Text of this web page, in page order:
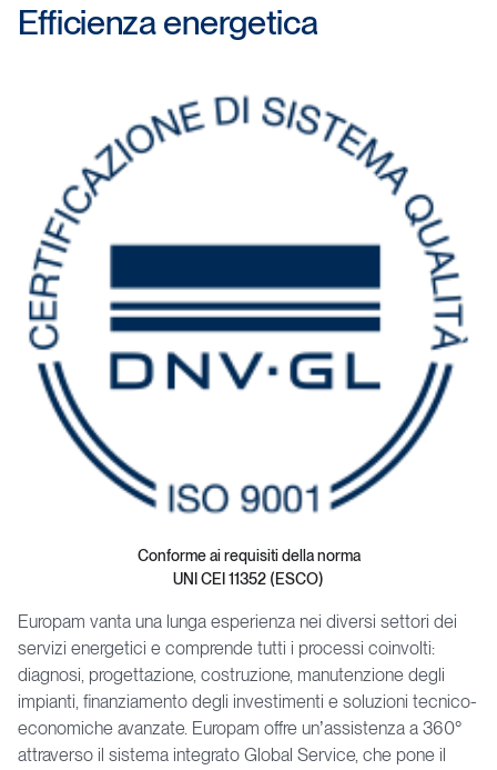
Efficienza energetica
Conforme ai requisiti della norma
UNI CEI 11352 (ESCO)
Europam vanta una lunga esperienza nei diversi settori dei
servizi energetici e comprende tutti i processi coinvolti:
diagnosi, progettazione, costruzione, manutenzione degli
impianti, finanziamento degli investimenti e soluzioni tecnico-
economiche avanzate. Europam offre un’assistenza a 360°
attraverso il sistema integrato Global Service, che pone il